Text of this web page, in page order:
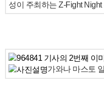
성이 주최하는 Z-Fight
가와나 마스토